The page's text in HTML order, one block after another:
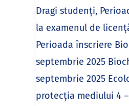
Dragi studenți,
la examenul de
Perioada înscriere
septembrie 2025
septembrie 2025
protecţia mediului 4